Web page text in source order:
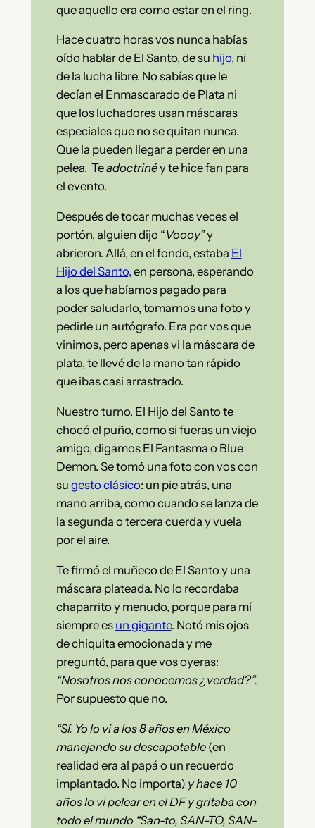
que aquello era como estar en el ring.
Hace cuatro horas vos nunca habías
oído hablar de El Santo, de su hijo, ni
de la lucha libre. No sabías que le
decían el Enmascarado de Plata ni
que los luchadores usan máscaras
especiales que no se quitan nunca.
Que la pueden llegar a perder en una
pelea. Teadoctrinéy te hice fan para
el evento.
Después de tocar muchas veces el
portón, alguien dijo “Voooy”y
abrieron. Allá, en el fondo, estaba El
Hijo del Santo, en persona, esperando
a los que habíamos pagado para
poder saludarlo, tomarnos una foto y
pedirle un autógrafo. Era por vos que
vinimos, pero apenas vi la máscara de
plata, te llevé de la mano tan rápido
que ibas casi arrastrado.
Nuestro turno. El Hijo del Santo te
chocó el puño, como si fueras un viejo
amigo, digamos El Fantasma o Blue
Demon. Se tomó una foto con vos con
su gesto clásico: un pie atrás, una
mano arriba, como cuando se lanza de
la segunda o tercera cuerda y vuela
por el aire.
Te firmó el muñeco de El Santo y una
máscara plateada. No lo recordaba
chaparrito y menudo, porque para mí
siempre es un gigante. Notó mis ojos
de chiquita emocionada y me
preguntó, para que vos oyeras:
“Nosotros nos conocemos ¿verdad?”.
Por supuesto que no.
“Sí. Yo lo vi a los 8 años en México
manejando su descapotable (en
realidad era al papá o un recuerdo
implantado. No importa) y hace 10
años lo vi pelear en el DF y gritaba con
todo el mundo “San-to, SAN-TO, SAN-